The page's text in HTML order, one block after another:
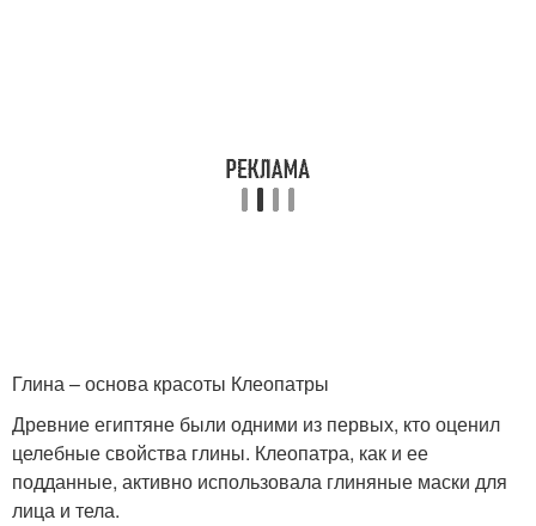
Глина – основа красоты Клеопатры
Древние египтяне были одними из первых, кто оценил
целебные свойства глины. Клеопатра, как и ее
подданные, активно использовала глиняные маски для
лица и тела.